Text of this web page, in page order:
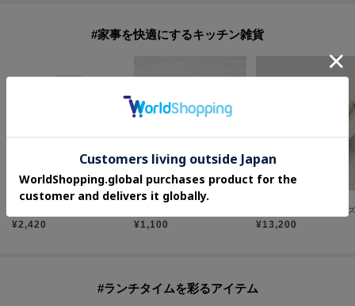
#家事を快適にするキッチン雑貨
one'sterrace
¥2,420
one'sterrace
¥1,100 ¥13,200
#ランチタイムを彩るアイテム